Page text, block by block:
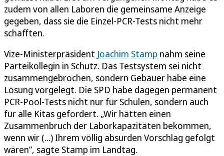
zudem von allen Laboren die gemeinsame Anzeige
gegeben, dass sie die Einzel-PCR-Tests nicht mehr
schafften.
Vize-Ministerpräsident Joachim Stamp nahm seine
Parteikollegin in Schutz. Das Testsystem sei nicht
zusammengebrochen, sondern Gebauer habe eine
Lösung vorgelegt. Die SPD habe dagegen permanent
PCR-Pool-Tests nicht nur für Schulen, sondern auch
für alle Kitas gefordert. „Wir hätten einen
Zusammenbruch der Laborkapazitäten bekommen,
wenn wir (...) Ihrem völlig absurden Vorschlag gefolgt
wären”, sagte Stamp im Landtag.